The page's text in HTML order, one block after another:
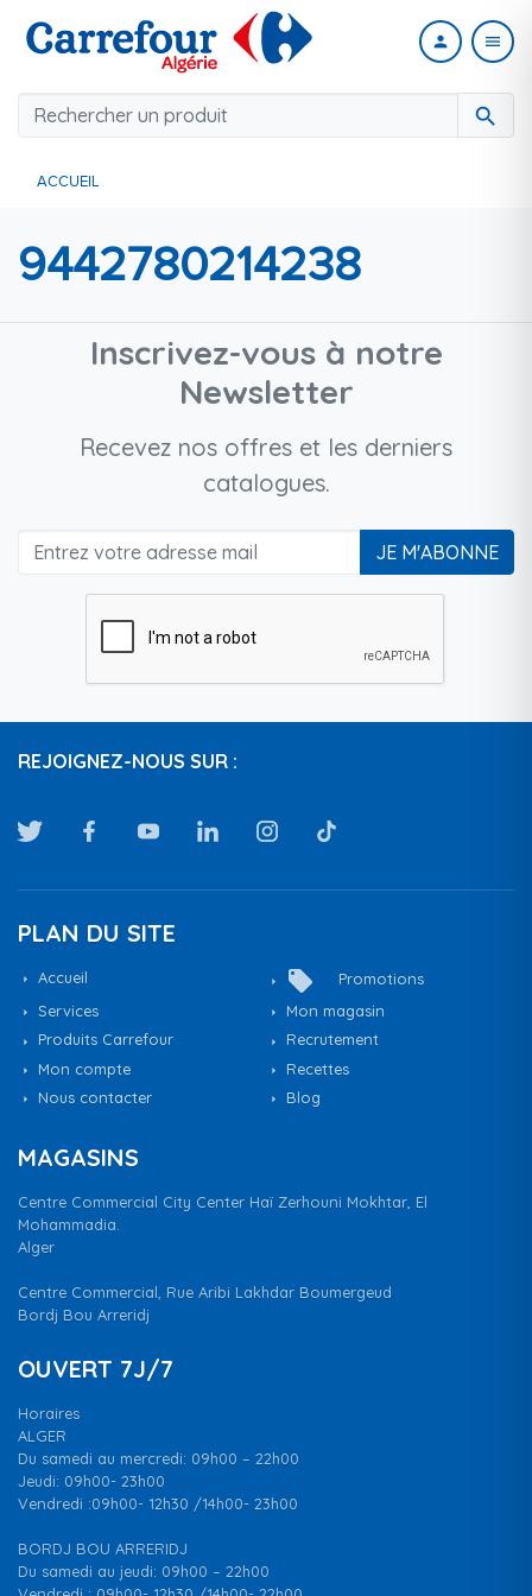
search
person menu
ACCUEIL
9442780214238
Inscrivez-vous à notre
Newsletter
Recevez nos offres et les derniers
catalogues.
JE M'ABONNE
REJOIGNEZ-NOUS SUR :
PLAN DU SITE
Accueil local_offer
Promotions
Services
Mon magasin
Produits Carrefour
Recrutement
Mon compte
Recettes
Nous contacter
Blog
MAGASINS
Centre Commercial City Center Haï Zerhouni Mokhtar, El
Mohammadia.
Alger
Centre Commercial, Rue Aribi Lakhdar Boumergeud
Bordj Bou Arreridj
OUVERT 7J/7
Horaires
ALGER
Du samedi au mercredi: 09h00 – 22h00
Jeudi: 09h00- 23h00
Vendredi :09h00- 12h30 /14h00- 23h00
BORDJ BOU ARRERIDJ
Du samedi au jeudi: 09h00 – 22h00